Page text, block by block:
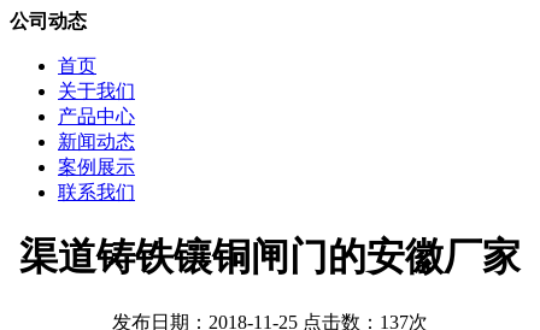
公司动态
首页
关于我们
产品中心
新闻动态
案例展示
联系我们
渠道铸铁镶铜闸门的安徽厂家
发布日期：2018-11-25 点击数：137次